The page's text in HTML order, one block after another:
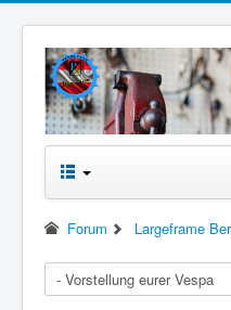
Forum Largeframe